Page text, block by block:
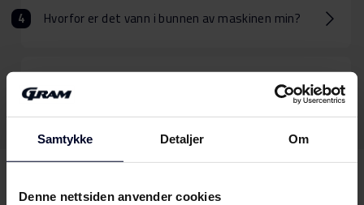
Samtykke Detaljer Om
Denne nettsiden anvender cookies
Hvorfor er det vann i bunnen av maskinen min?